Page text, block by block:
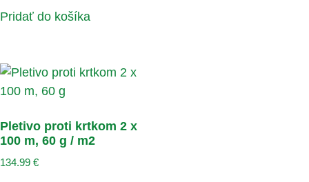
Pridať do košíka
Pletivo proti krtkom 2 x
100 m, 60 g / m2
134.99 €